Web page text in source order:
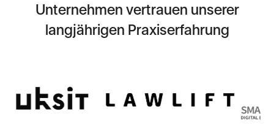
Unternehmen vertrauen unserer
langjährigen Praxiserfahrung